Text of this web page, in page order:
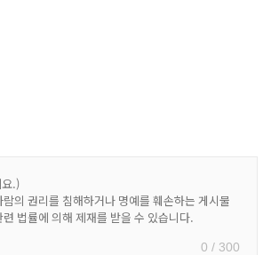
0 / 300